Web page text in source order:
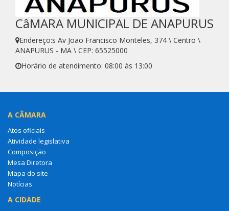
CâMARA MUNICIPAL DE ANAPURUS
Endereço:s Av Joao Francisco Monteles, 374 \ Centro \
ANAPURUS - MA \ CEP: 65525000
Horário de atendimento: 08:00 às 13:00
A CÂMARA
Atos oficiais
Atividade legislativa
Composição
Mesa Diretora
Mapa do site
Notícias
A CIDADE